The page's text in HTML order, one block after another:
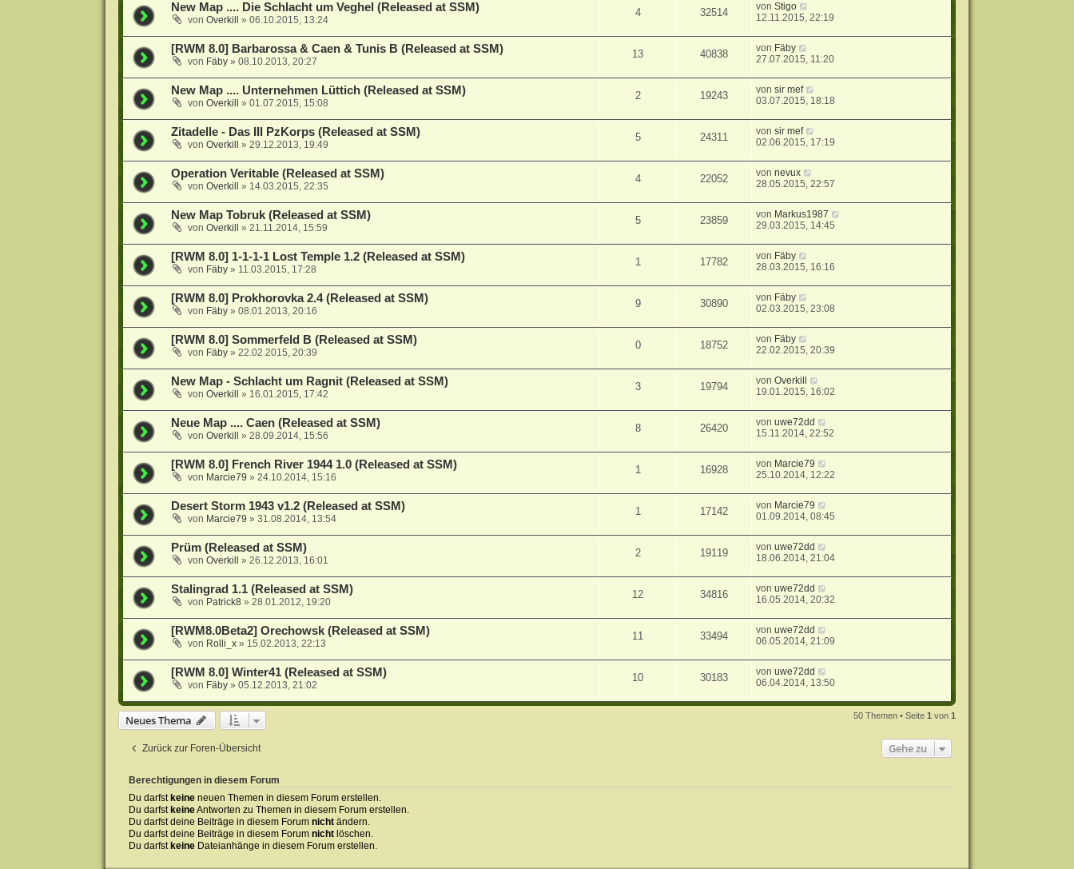
New Map .... Die Schlacht um Veghel (Released at SSM)
von Overkill » 06.10.2015, 13:24
4 32514 vonStigo
12.11.2015, 22:19
[RWM 8.0] Barbarossa & Caen & Tunis B (Released at SSM)
von Fäby» 08.10.2013, 20:27
13 40838 von Fäby
27.07.2015, 11:20
New Map .... Unternehmen Lüttich (Released at SSM)
von Overkill » 01.07.2015, 15:08
2 19243 vonsir mef
03.07.2015, 18:18
Zitadelle - Das III PzKorps (Released at SSM)
von Overkill » 29.12.2013, 19:49
5 24311 vonsir mef
02.06.2015, 17:19
Operation Veritable (Released at SSM)
von Overkill » 14.03.2015, 22:35
4 22052 vonnevux
28.05.2015, 22:57
New Map Tobruk (Released at SSM)
von Overkill » 21.11.2014, 15:59
5 23859 von Markus1987
29.03.2015, 14:45
[RWM 8.0] 1-1-1-1 Lost Temple 1.2 (Released at SSM)
von Fäby» 11.03.2015, 17:28
1 17782 von Fäby
28.03.2015, 16:16
[RWM 8.0] Prokhorovka 2.4 (Released at SSM)
von Fäby» 08.01.2013, 20:16
9 30890 von Fäby
02.03.2015, 23:08
[RWM 8.0] Sommerfeld B (Released at SSM)
von Fäby» 22.02.2015, 20:39
0 18752 von Fäby
22.02.2015, 20:39
New Map - Schlacht um Ragnit (Released at SSM)
von Overkill » 16.01.2015, 17:42
3 19794 vonOverkill
19.01.2015, 16:02
Neue Map .... Caen (Released at SSM)
von Overkill » 28.09.2014, 15:56
8 26420 vonuwe72dd
15.11.2014, 22:52
[RWM 8.0] French River 1944 1.0 (Released at SSM)
von Marcie79 » 24.10.2014, 15:16
1 16928 von Marcie79
25.10.2014, 12:22
Desert Storm 1943 v1.2 (Released at SSM)
von Marcie79 » 31.08.2014, 13:54
1 17142 von Marcie79
01.09.2014, 08:45
Prüm (Released at SSM)
von Overkill » 26.12.2013, 16:01
2 19119 vonuwe72dd
18.06.2014, 21:04
Stalingrad 1.1 (Released at SSM)
von Patrick8» 28.01.2012, 19:20
12 34816 vonuwe72dd
16.05.2014, 20:32
[RWM8.0Beta2] Orechowsk (Released at SSM)
von Rolli_x» 15.02.2013, 22:13
11 33494 vonuwe72dd
06.05.2014, 21:09
[RWM 8.0] Winter41 (Released at SSM)
von Fäby» 05.12.2013, 21:02
10 30183 vonuwe72dd
06.04.2014, 13:50
Neues Thema 50 Themen • Seite1 von1
Zurück zur Foren-Übersicht Gehe zu
Berechtigungen in diesem Forum
Du darfst keineneuen Themen in diesem Forum erstellen.
Du darfst keineAntworten zu Themen in diesem Forum erstellen.
Du darfst deine Beiträge in diesem Forum nichtändern.
Du darfst deine Beiträge in diesem Forum nichtlöschen.
Du darfst keineDateianhänge in diesem Forum erstellen.